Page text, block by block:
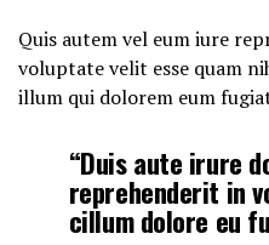
Quis autem vel eum iure
voluptate velit esse quam
illum qui dolorem eum
“Duis aute irure
reprehenderit in
cillum dolore eu